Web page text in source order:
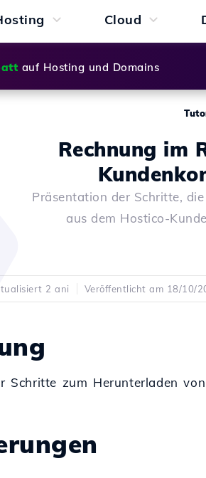
Cloud
auf Hosting und Domains
Rechnung im
Präsentation der Schritte,
aus dem Hostico-
2 ani Veröffentlicht am 18/10/
Schritte zum Herunterladen